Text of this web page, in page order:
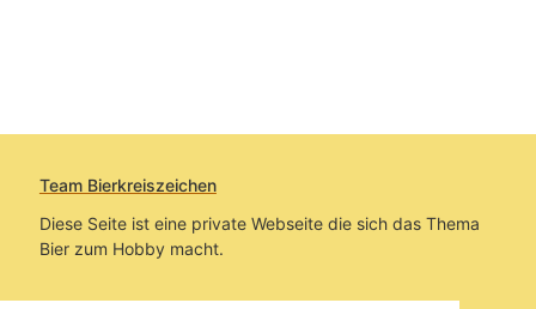
Team Bierkreiszeichen
Diese Seite ist eine private Webseite die sich das Thema
Bier zum Hobby macht.